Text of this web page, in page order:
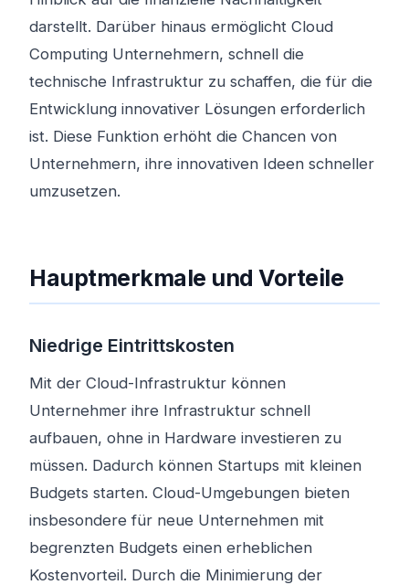
darstellt. Darüber hinaus ermöglicht Cloud
Computing Unternehmern, schnell die
technische Infrastruktur zu schaffen, die für die
Entwicklung innovativer Lösungen erforderlich
ist. Diese Funktion erhöht die Chancen von
Unternehmern, ihre innovativen Ideen schneller
umzusetzen.
Hauptmerkmale und Vorteile
Niedrige Eintrittskosten
Mit der Cloud-Infrastruktur können
Unternehmer ihre Infrastruktur schnell
aufbauen, ohne in Hardware investieren zu
müssen. Dadurch können Startups mit kleinen
Budgets starten. Cloud-Umgebungen bieten
insbesondere für neue Unternehmen mit
begrenzten Budgets einen erheblichen
Kostenvorteil. Durch die Minimierung der